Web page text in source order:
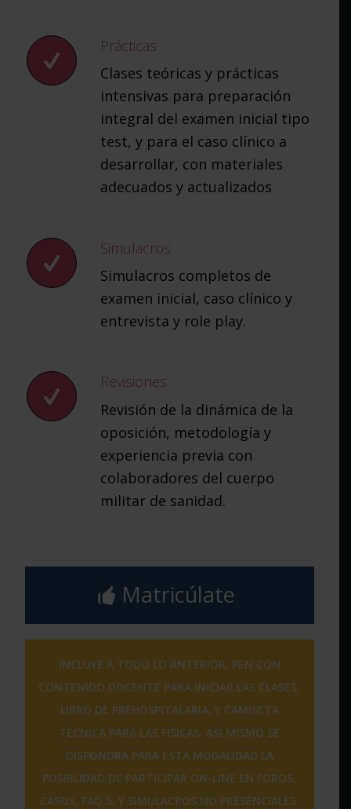
Prácticas
Clases teóricas y prácticas
intensivas para preparación
integral del examen inicial tipo
test, y para el caso clínico a
desarrollar, con materiales
adecuados y actualizados
Simulacros
Simulacros completos de
examen inicial, caso clínico y
entrevista y role play.
Revisiones
Revisión de la dinámica de la
oposición, metodología y
experiencia previa con
colaboradores del cuerpo
militar de sanidad.
Matricúlate
INCLUYE A TODO LO ANTERIOR, PEN CON
CONTENIDO DOCENTE PARA INICIAR LAS CLASES,
LIBRO DE PREHOSPITALARIA, Y CAMISETA
TÉCNICA PARA LAS FÍSICAS. ASÍ MISMO SE
DISPONDRÁ PARA ÉSTA MODALIDAD LA
POSIBLIDAD DE PARTICIPAR ON-LINE EN FOROS,
CASOS, FAQ,S, Y SIMULACROS NO PRESENCIALES.